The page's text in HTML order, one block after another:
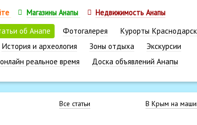
Магазины Анапы
Недвижимость Анапы
об Анапе Фотогалерея
Курорты
История и археология Зоны отдыха
Экскурсии
реальное время
Доска объявлений Анапы
Все статьи
В Крым на